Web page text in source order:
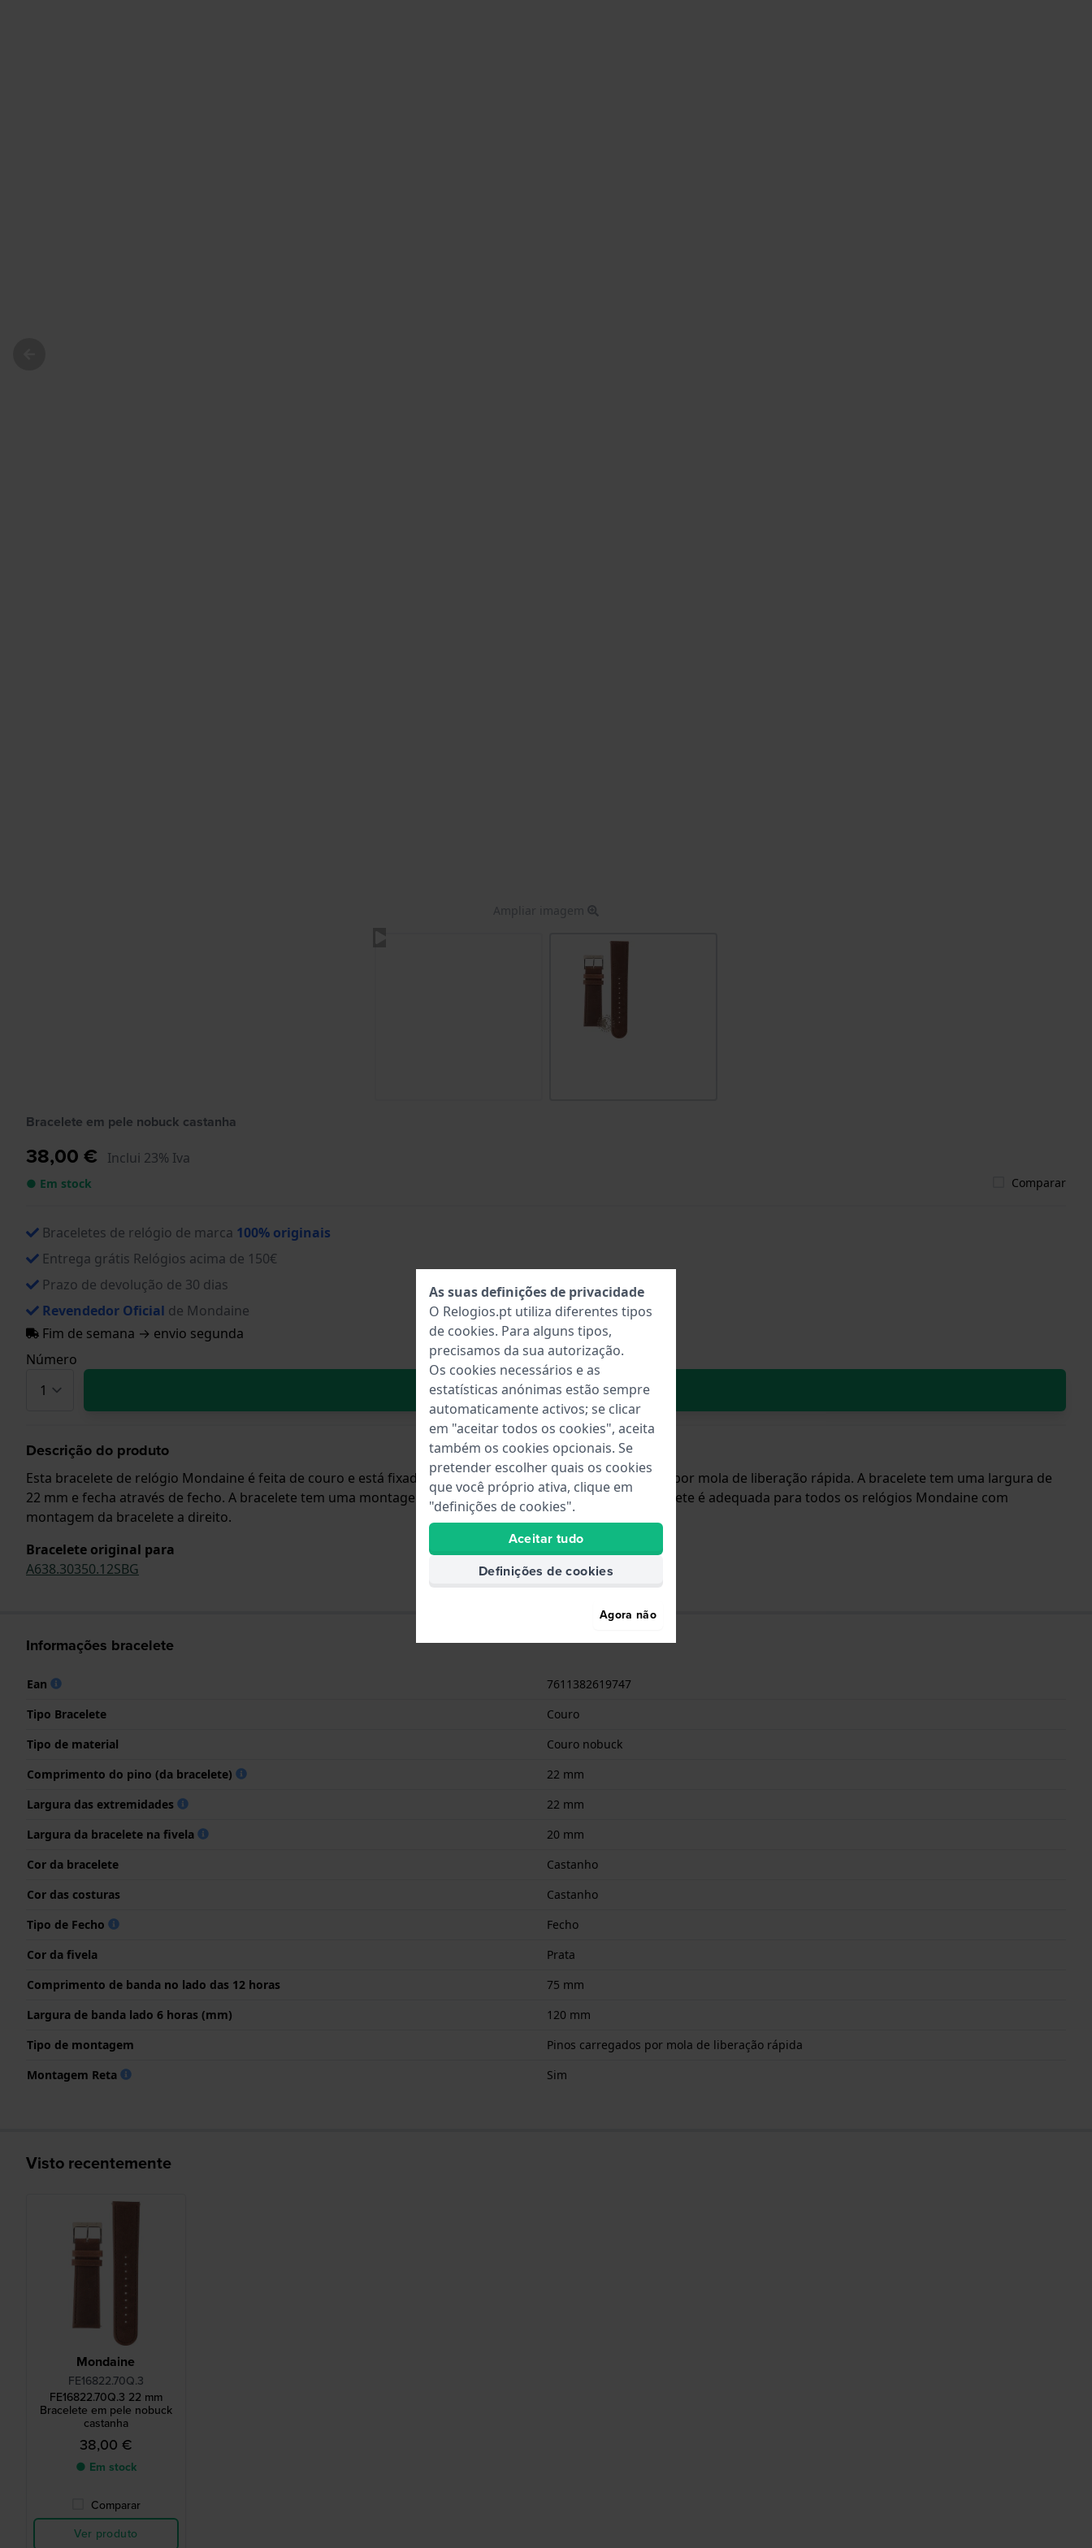
Ampliar imagem
Bracelete em pele nobuck castanha
38,00 € Inclui 23% Iva
● Em stock Comparar
Braceletes de relógio de marca 100% originais
Entrega grátis Relógios acima de 150€
Prazo de devolução de 30 dias
Revendedor Oficial de Mondaine
Fim de semana → envio segunda
Número
No carrinho
Descrição do produto
Esta bracelete de relógio Mondaine é feita de couro e está fixada ao relógio através de pinos carregados por mola de liberação rápida. A bracelete tem uma largura de
22 mm e fecha através de fecho. A bracelete tem uma montagem a direito, o que significa que esta bracelete é adequada para todos os relógios Mondaine com
montagem da bracelete a direito.
Bracelete original para
A638.30350.12SBG
Informações bracelete
Ean
7611382619747
Tipo Bracelete
Couro
Tipo de material
Couro nobuck
Comprimento do pino (da bracelete)
22 mm
Largura das extremidades
22 mm
Largura da bracelete na fivela
20 mm
Cor da bracelete
Castanho
Cor das costuras
Castanho
Tipo de Fecho
Fecho
Cor da fivela
Prata
Comprimento de banda no lado das 12 horas
75 mm
Largura de banda lado 6 horas (mm)
120 mm
Tipo de montagem
Pinos carregados por mola de liberação rápida
Montagem Reta
Sim
Visto recentemente
Mondaine
FE16822.70Q.3
FE16822.70Q.3 22 mm
Bracelete em pele nobuck
castanha
38,00 €
● Em stock
Comparar
Ver produto
As suas definições de privacidade
O Relogios.pt utiliza diferentes tipos
de cookies. Para alguns tipos,
precisamos da sua autorização.
Os cookies necessários e as
estatísticas anónimas estão sempre
automaticamente activos; se clicar
em "aceitar todos os cookies", aceita
também os cookies opcionais. Se
pretender escolher quais os cookies
que você próprio ativa, clique em
"definições de cookies".
Aceitar tudo
Definições de cookies
Agora não